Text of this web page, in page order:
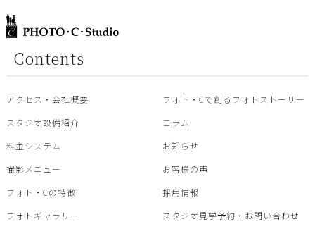
Contents
アクセス・会社概要
スタジオ設備紹介
料金システム
撮影メニュー
フォト・Cの特徴
フォトギャラリー
フォト・Cで創るフォトストーリー
コラム
お知らせ
お客様の声
採用情報
スタジオ見学予約・お問い合わせ